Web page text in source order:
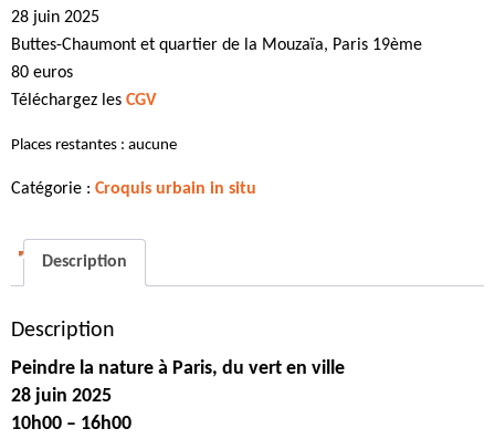
28 juin 2025
Buttes-Chaumont et quartier de la Mouzaïa, Paris 19ème
80 euros
Téléchargez les CGV
Places restantes : aucune
Catégorie : Croquis urbain in situ
Description
Description
Peindre la nature à Paris, du vert en ville
28 juin 2025
10h00 – 16h00